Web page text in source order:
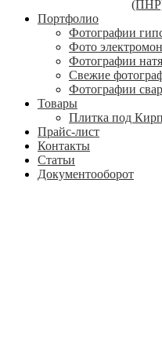
Портфолио
Фотографии
Фото
Фотографии
Свежие
Фотографии
Товары
Плитка под
Прайс-лист
Контакты
Статьи
Документооборот